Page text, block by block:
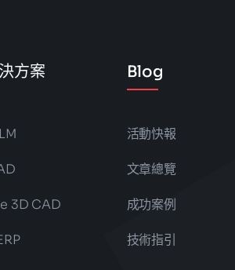
方案
3D CAD
Blog
活動快報
文章總覽
成功案例
技術指引